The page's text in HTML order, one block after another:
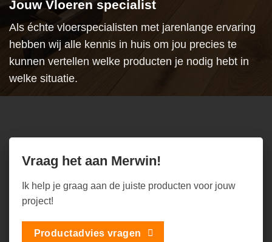
Jouw Vloeren specialist
Als échte vloerspecialisten met jarenlange ervaring
hebben wij alle kennis in huis om jou precies te
kunnen vertellen welke producten je nodig hebt in
welke situatie.
Vraag het aan Merwin!
Ik help je graag aan de juiste producten voor jouw
project!
Productadvies vragen